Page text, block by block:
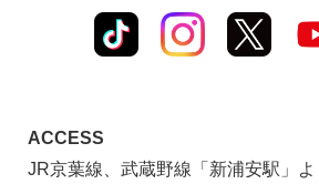
ACCESS
JR京葉線、武蔵野線「新浦安駅」